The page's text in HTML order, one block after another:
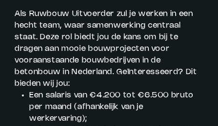
Als Ruwbouw Uitvoerder zul je werken in een
hecht team, waar samenwerking centraal
staat. Deze rol biedt jou de kans om bij te
dragen aan mooie bouwprojecten voor
vooraanstaande bouwbedrijven in de
betonbouw in Nederland. Geïnteresseerd? Dit
bieden wij jou:
Een salaris van €4.200 tot €6.500 bruto
per maand (afhankelijk van je
werkervaring);